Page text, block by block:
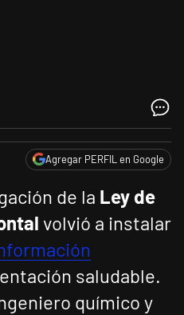
Agregar PERFIL en Google
de la Ley de
volvió a instalar
saludable.
químico y